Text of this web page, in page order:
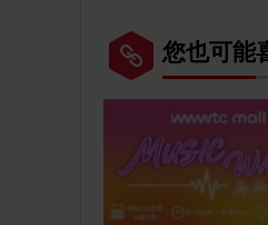
您也可能